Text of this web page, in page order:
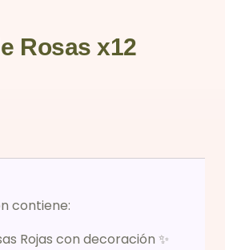
Rosas x12
contiene:
Rojas con decoración ✨